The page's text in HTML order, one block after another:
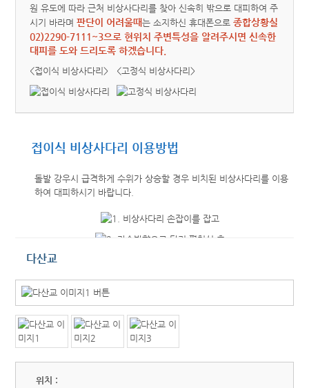
원 유도에 따라 근처 비상사다리를 찾아 신속히 밖으로 대피하여 주
시기 바라며판단이 어려울때는 소지하신 휴대폰으로종합상황실
02)2290-7111~3으로 현위치 주변특성을 알려주시면 신속한
대피를 도와 드리도록 하겠습니다.
<접이식 비상사다리> <고정식 비상사다리>
접이식 비상사다리 이용방법
돌발 강우시 급격하게 수위가 상승할 경우 비치된 비상사다리를 이용
하여 대피하시기 바랍니다.
다산교
위치 :